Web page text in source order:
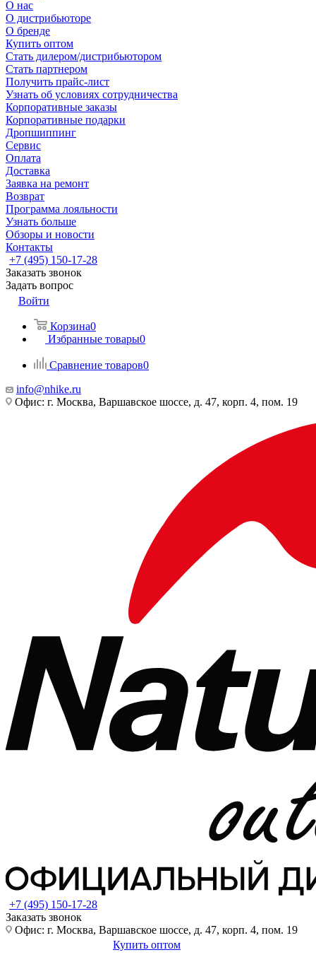
О нас
О дистрибьюторе
О бренде
Купить оптом
Стать дилером/дистрибьютором
Стать партнером
Получить прайс-лист
Узнать об условиях сотрудничества
Корпоративные заказы
Корпоративные подарки
Дропшиппинг
Сервис
Оплата
Доставка
Заявка на ремонт
Возврат
Программа лояльности
Узнать больше
Обзоры и новости
Контакты
+7 (495) 150-17-28
Заказать звонок
Задать вопрос
Войти
Корзина0
Избранные товары0
Сравнение товаров0
info@nhike.ru
Офис: г. Москва, Варшавское шоссе, д. 47, корп. 4, пом. 19
+7 (495) 150-17-28
Заказать звонок
Офис: г. Москва, Варшавское шоссе, д. 47, корп. 4, пом. 19
Купить оптом